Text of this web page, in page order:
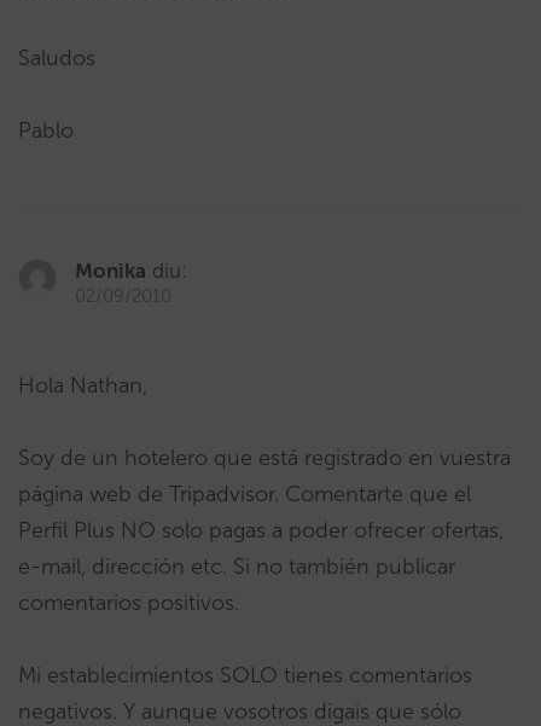
Saludos
Pablo
Monika diu:
02/09/2010
Hola Nathan,
Soy de un hotelero que está registrado en vuestra
página web de Tripadvisor. Comentarte que el
Perfil Plus NO solo pagas a poder ofrecer ofertas,
e-mail, dirección etc. Si no también publicar
comentarios positivos.
Mi establecimientos SOLO tienes comentarios
negativos. Y aunque vosotros digais que sólo